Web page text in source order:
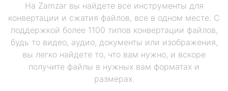
На Zamzar вы найдете все инструменты для
конвертации и сжатия файлов, все в одном месте. С
поддержкой более 1100 типов конвертации файлов,
будь то видео, аудио, документы или изображения,
вы легко найдете то, что вам нужно, и вскоре
получите файлы в нужных вам форматах и
размерах.